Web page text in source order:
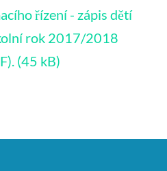
řízení - zápis dětí
rok 2017/2018